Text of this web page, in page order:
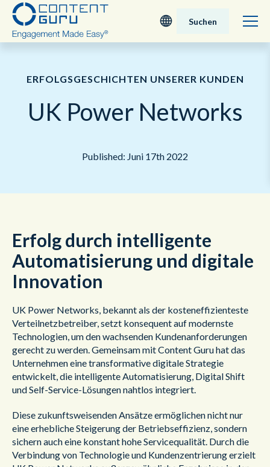
Nederlands
Suchen
ERFOLGSGESCHICHTEN UNSERER KUNDEN
UK Power Networks
Published: Juni 17th 2022
Erfolg durch intelligente
Automatisierung und digitale
Innovation
UK Power Networks, bekannt als der kosteneffizienteste
Verteilnetzbetreiber, setzt konsequent auf modernste
Technologien, um den wachsenden Kundenanforderungen
gerecht zu werden. Gemeinsam mit Content Guru hat das
Unternehmen eine transformative digitale Strategie
entwickelt, die intelligente Automatisierung, Digital Shift
und Self-Service-Lösungen nahtlos integriert.
Diese zukunftsweisenden Ansätze ermöglichen nicht nur
eine erhebliche Steigerung der Betriebseffizienz, sondern
sichern auch eine konstant hohe Servicequalität. Durch die
Verbindung von Technologie und Kundenzentrierung erzielt